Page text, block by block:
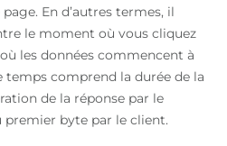
En d’autres termes, il
le moment où vous cliquez
les données commencent à
temps comprend la durée de la
de la réponse par le
byte par le client.